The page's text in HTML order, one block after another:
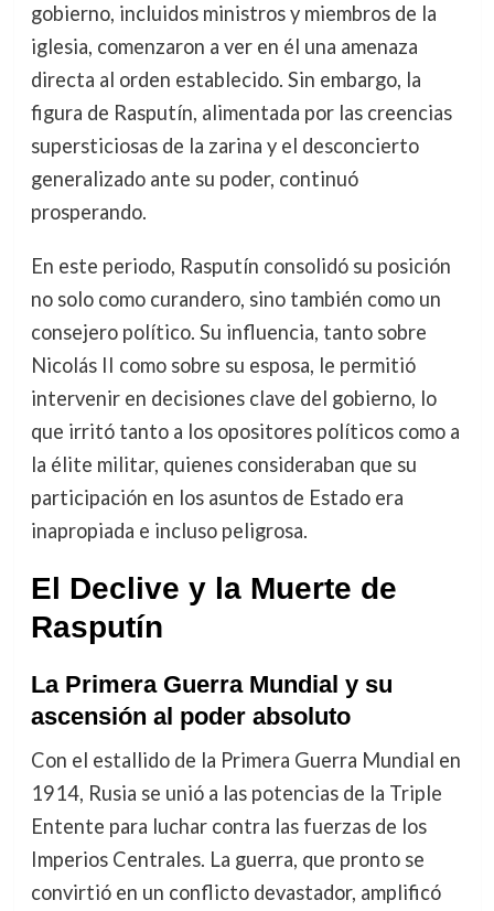
gobierno, incluidos ministros y miembros de la
iglesia, comenzaron a ver en él una amenaza
directa al orden establecido. Sin embargo, la
figura de Rasputín, alimentada por las creencias
supersticiosas de la zarina y el desconcierto
generalizado ante su poder, continuó
prosperando.
En este periodo, Rasputín consolidó su posición
no solo como curandero, sino también como un
consejero político. Su influencia, tanto sobre
Nicolás II como sobre su esposa, le permitió
intervenir en decisiones clave del gobierno, lo
que irritó tanto a los opositores políticos como a
la élite militar, quienes consideraban que su
participación en los asuntos de Estado era
inapropiada e incluso peligrosa.
El Declive y la Muerte de
Rasputín
La Primera Guerra Mundial y su
ascensión al poder absoluto
Con el estallido de la Primera Guerra Mundial en
1914, Rusia se unió a las potencias de la Triple
Entente para luchar contra las fuerzas de los
Imperios Centrales. La guerra, que pronto se
convirtió en un conflicto devastador, amplificó